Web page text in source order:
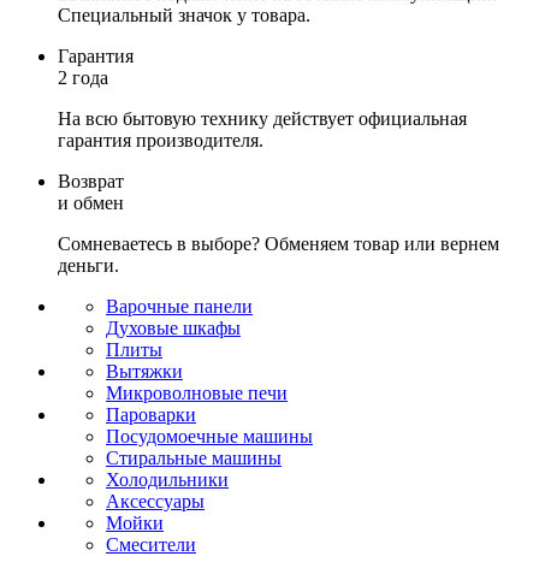
Специальный значок у товара.
Гарантия
2 года
На всю бытовую технику действует официальная
гарантия производителя.
Возврат
и обмен
Сомневаетесь в выборе? Обменяем товар или вернем
деньги.
Варочные панели
Духовые шкафы
Плиты
Вытяжки
Микроволновые печи
Пароварки
Посудомоечные машины
Стиральные машины
Холодильники
Аксессуары
Мойки
Cмесители